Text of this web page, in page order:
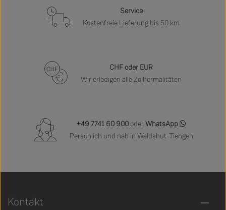
Service
Kostenfreie Lieferung bis 50 km
CHF oder EUR
Wir erledigen alle Zollformalitäten
+49 7741 60 900 oder WhatsApp
Persönlich und nah in Waldshut-Tiengen
Kontakt